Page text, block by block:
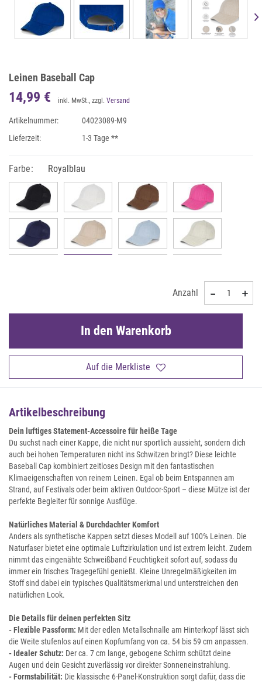
Leinen Baseball Cap
14,99 € inkl. MwSt., zzgl. Versand
Artikelnummer:
04023089-M9
Lieferzeit:
1-3 Tage **
Farbe: Royalblau
Anzahl
Auf die Merkliste
In den Warenkorb
Artikelbeschreibung
Dein luftiges Statement-Accessoire für heiße Tage
Du suchst nach einer Kappe, die nicht nur sportlich aussieht, sondern dich
auch bei hohen Temperaturen nicht ins Schwitzen bringt? Diese leichte
Baseball Cap kombiniert zeitloses Design mit den fantastischen
Klimaeigenschaften von reinem Leinen. Egal ob beim Entspannen am
Strand, auf Festivals oder beim aktiven Outdoor-Sport – diese Mütze ist der
perfekte Begleiter für sonnige Ausflüge.
Natürliches Material & Durchdachter Komfort
Anders als synthetische Kappen setzt dieses Modell auf 100% Leinen. Die
Naturfaser bietet eine optimale Luftzirkulation und ist extrem leicht. Zudem
nimmt das eingenähte Schweißband Feuchtigkeit sofort auf, sodass du
immer ein frisches Tragegefühl genießt. Kleine Unregelmäßigkeiten im
Stoff sind dabei ein typisches Qualitätsmerkmal und unterstreichen den
natürlichen Look.
Die Details für deinen perfekten Sitz
- Flexible Passform: Mit der edlen Metallschnalle am Hinterkopf lässt sich
die Weite stufenlos auf einen Kopfumfang von ca. 54 bis 59 cm anpassen.
- Idealer Schutz: Der ca. 7 cm lange, gebogene Schirm schützt deine
Augen und dein Gesicht zuverlässig vor direkter Sonneneinstrahlung.
- Formstabilität: Die klassische 6-Panel-Konstruktion sorgt dafür, dass die